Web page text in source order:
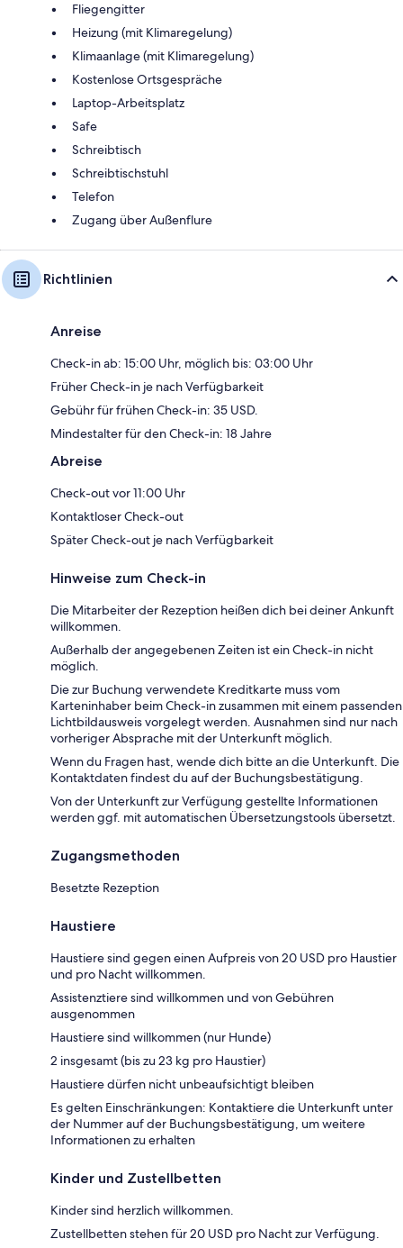
Fliegengitter
Heizung (mit Klimaregelung)
Klimaanlage (mit Klimaregelung)
Kostenlose Ortsgespräche
Laptop-Arbeitsplatz
Safe
Schreibtisch
Schreibtischstuhl
Telefon
Zugang über Außenflure
Richtlinien
Anreise
Check-in ab: 15:00 Uhr, möglich bis: 03:00 Uhr
Früher Check-in je nach Verfügbarkeit
Gebühr für frühen Check-in: 35 USD.
Mindestalter für den Check-in: 18 Jahre
Abreise
Check-out vor 11:00 Uhr
Kontaktloser Check-out
Später Check-out je nach Verfügbarkeit
Hinweise zum Check-in
Die Mitarbeiter der Rezeption heißen dich bei deiner Ankunft
willkommen.
Außerhalb der angegebenen Zeiten ist ein Check-in nicht
möglich.
Die zur Buchung verwendete Kreditkarte muss vom
Karteninhaber beim Check-in zusammen mit einem passenden
Lichtbildausweis vorgelegt werden. Ausnahmen sind nur nach
vorheriger Absprache mit der Unterkunft möglich.
Wenn du Fragen hast, wende dich bitte an die Unterkunft. Die
Kontaktdaten findest du auf der Buchungsbestätigung.
Von der Unterkunft zur Verfügung gestellte Informationen
werden ggf. mit automatischen Übersetzungstools übersetzt.
Zugangsmethoden
Besetzte Rezeption
Haustiere
Haustiere sind gegen einen Aufpreis von 20 USD pro Haustier
und pro Nacht willkommen.
Assistenztiere sind willkommen und von Gebühren
ausgenommen
Haustiere sind willkommen (nur Hunde)
2 insgesamt (bis zu 23 kg pro Haustier)
Haustiere dürfen nicht unbeaufsichtigt bleiben
Es gelten Einschränkungen: Kontaktiere die Unterkunft unter
der Nummer auf der Buchungsbestätigung, um weitere
Informationen zu erhalten
Kinder und Zustellbetten
Kinder sind herzlich willkommen.
Zustellbetten stehen für 20 USD pro Nacht zur Verfügung.